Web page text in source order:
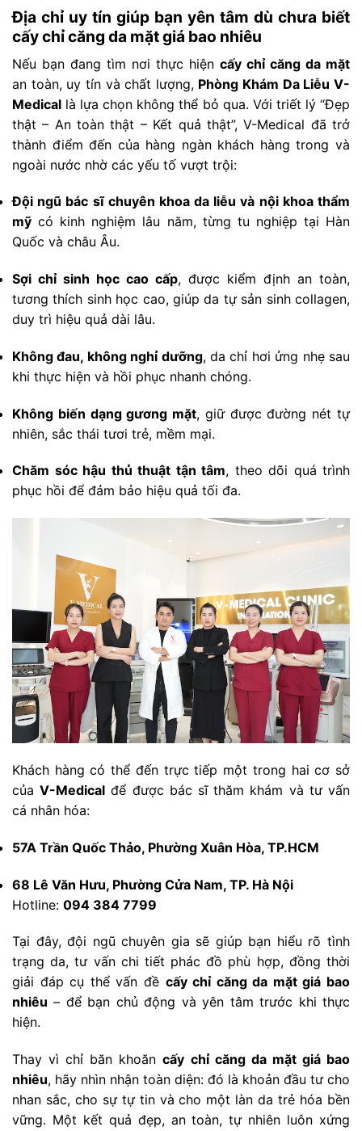
Địa chỉ uy tín giúp bạn yên tâm dù chưa biết
cấy chỉ căng da mặt giá bao nhiêu
Nếu bạn đang tìm nơi thực hiện cấy chỉ căng da mặt
an toàn, uy tín và chất lượng, Phòng Khám Da Liễu V-
Medical là lựa chọn không thể bỏ qua. Với triết lý “Đẹp
thật – An toàn thật – Kết quả thật”, V-Medical đã trở
thành điểm đến của hàng ngàn khách hàng trong và
ngoài nước nhờ các yếu tố vượt trội:
Đội ngũ bác sĩ chuyên khoa da liễu và nội khoa thẩm
mỹ có kinh nghiệm lâu năm, từng tu nghiệp tại Hàn
Quốc và châu Âu.
Sợi chỉ sinh học cao cấp, được kiểm định an toàn,
tương thích sinh học cao, giúp da tự sản sinh collagen,
duy trì hiệu quả dài lâu.
Không đau, không nghỉ dưỡng, da chỉ hơi ửng nhẹ sau
khi thực hiện và hồi phục nhanh chóng.
Không biến dạng gương mặt, giữ được đường nét tự
nhiên, sắc thái tươi trẻ, mềm mại.
Chăm sóc hậu thủ thuật tận tâm, theo dõi quá trình
phục hồi để đảm bảo hiệu quả tối đa.
Khách hàng có thể đến trực tiếp một trong hai cơ sở
củaV-Medical để được bác sĩ thăm khám và tư vấn
cá nhân hóa:
57A Trần Quốc Thảo, Phường Xuân Hòa, TP.HCM
68 Lê Văn Hưu, Phường Cửa Nam, TP. Hà Nội
Hotline: 094 384 7799
Tại đây, đội ngũ chuyên gia sẽ giúp bạn hiểu rõ tình
trạng da, tư vấn chi tiết phác đồ phù hợp, đồng thời
giải đáp cụ thể vấn đề cấy chỉ căng da mặt giá bao
nhiêu – để bạn chủ động và yên tâm trước khi thực
hiện.
Thay vì chỉ băn khoăncấy chỉ căng da mặt giá bao
nhiêu, hãy nhìn nhận toàn diện: đó là khoản đầu tư cho
nhan sắc, cho sự tự tin và cho một làn da trẻ hóa bền
vững. Một kết quả đẹp, an toàn, tự nhiên luôn xứng